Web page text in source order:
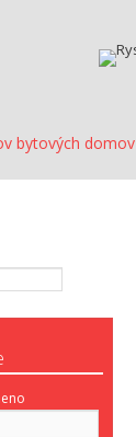
bytových domov